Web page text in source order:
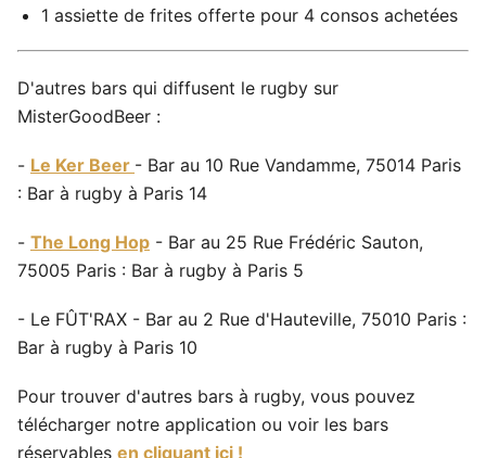
1 assiette de frites offerte pour 4 consos achetées
D'autres bars qui diffusent le rugby sur
MisterGoodBeer :
- Le Ker Beer - Bar au 10 Rue Vandamme, 75014 Paris
: Bar à rugby à Paris 14
- The Long Hop - Bar au 25 Rue Frédéric Sauton,
75005 Paris : Bar à rugby à Paris 5
- Le FÛT'RAX - Bar au 2 Rue d'Hauteville, 75010 Paris :
Bar à rugby à Paris 10
Pour trouver d'autres bars à rugby, vous pouvez
télécharger notre application ou voir les bars
réservables en cliquant ici !